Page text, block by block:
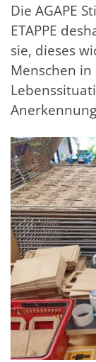
Die AGAPE
ETAPPE
sie, dieses
Menschen